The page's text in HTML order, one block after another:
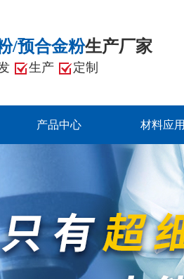
/预合金粉生产厂家
生产 定制
产品中心 材料应用